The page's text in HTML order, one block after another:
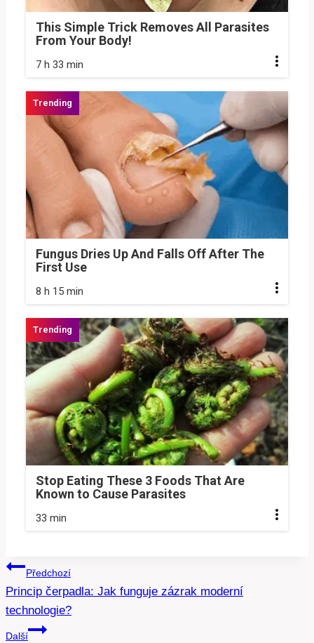
This Simple Trick Removes All Parasites
From Your Body!
7 h 33 min
Fungus Dries Up And Falls Off After The
First Use
8 h 15 min
Stop Eating These 3 Foods That Are
Known to Cause Parasites
33 min
Navigace
pro
příspěvek
Předchozí
Princip čerpadla: Jak funguje zázrak moderní
technologie?
Další